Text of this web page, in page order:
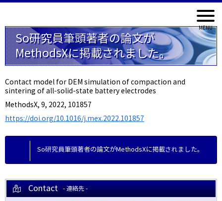
So研究員筆頭著者の論文がMethodsXに掲載されました。
Contact - 連絡先 -
So研究員筆頭著者の論文が
MethodsXに掲載されました。
Contact model for DEM simulation of compaction and
sintering of all-solid-state battery electrodes
MethodsX, 9, 2022, 101857
https://doi.org/10.1016/j.mex.2022.101857